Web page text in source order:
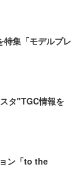
特集「モデルプレ
タ"TGC情報を
ン「to the